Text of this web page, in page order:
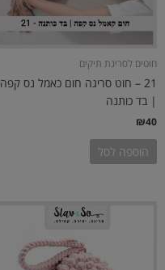
חוטים לסריגת תיקים
21 – חוט סריגה חום כאמל נס קפה
| בד כותנה
₪40
הוספה לסל